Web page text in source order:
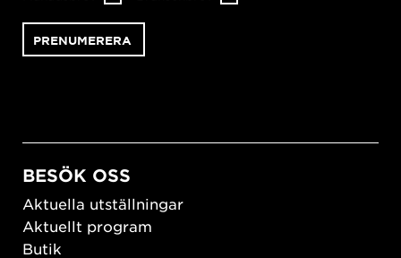
BESÖK OSS
Aktuella utställningar
Aktuellt program
Butik